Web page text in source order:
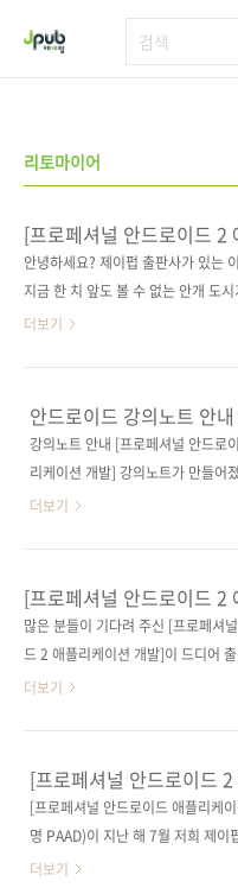
리토마이어
[프로페셔널 안드로이드 2
개발]의 새로운 소스 코드
안녕하세요? 제이펍 출판사가 있는
지금 한 치 앞도 볼 수 없는 안개 도
니다. 지금 시각이 12월 1일 12시 10
도서에 대한 새로운 소스 코드를 역
받았습니다. 철야와 주말근무를 넘
프로젝트 틈틈이 작업해서 보내주셨
지만, 무엇보다도 원출판사에서 제공
드 파일에 많은 오류가 있었습니다.
주셨으니 상기 도서를 구매하신 분들
서 새로운 코드를 다운받으시기 바
제공 새로운 소스 코드: 원출판사가
코드의 오류..
더보기
안드로이드 강의노트 안
강의노트 안내 [프로페셔널 안드로
리케이션 개발] 강의노트가 만들어
전 판을 여러 학교와 학원에서 강의
국LUG)의 김태용 회장님께서 직접
제작해주셨습니다. 대학 강의와 세
영, 집필 등으로 많이 바쁘신 와중에
용 회장님께 감사의 말씀을 드립니다
트 전체는 일반인 모두에게 제공해
페셔널 안드로이드 2 애플리케이션
의를 진행하시는 분이 계시다면 저
연락을 주시면 확인 과정을 거쳐 제
록 하겠습니다. 연락처: 070-8201-..
더보기
[프로페셔널 안드로이드 2
개발(PA2AD)]이 출간됩니
많은 분들이 기다려 주신 [프로페셔
드 2 애플리케이션 개발]이 드디어
다. Professional Android 2
다음 주말이면 서점에 진열될 것 같
넷 서점에서는 17일까지 예약 판매
데, 출간 다음 주에 추석이 있고 택배
장담을 해드리기가 어렵네요. 안드로
더보기
[프로페셔널 안드로이드
개발] 출간 연기 안내
[프로페셔널 안드로이드 애플리케
명 PAAD)이 지난 해 7월 저희 제이
되었었는데요, 지금에 비해서는 흔치
더보기